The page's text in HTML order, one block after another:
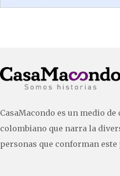
CasaMacondo es un medio
colombiano que narra la
personas que conforman este